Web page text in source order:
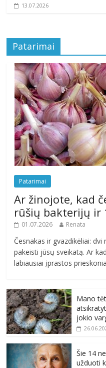
13.07.2026
Patarimai
Patarimai
Ar žinojote, kad
rūšių bakterijų ir
01.07.2026 Renata
Česnakas ir gvazdikėliai:
pakeisti jūsų sveikatą. Ar
labiausiai įprastos
Mano
jokio
Šie 14
užduoti